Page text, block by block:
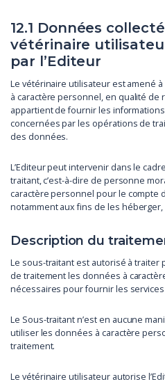
12.1 Données
vétérinaire
par l’Editeur
Le vétérinaire utilisateur est amené
à caractère personnel, en qualité de
appartient de fournir les
concernées par les opérations de
des données.
L’Editeur peut intervenir dans le
traitant, c’est-à-dire de personne
caractère personnel pour le compte
notamment aux fins de les
Description du
Le sous-traitant est autorisé à
de traitement les données à
nécessaires pour fournir les
Le Sous-traitant n’est en aucune
utiliser les données à caractère
traitement.
Le vétérinaire utilisateur autorise